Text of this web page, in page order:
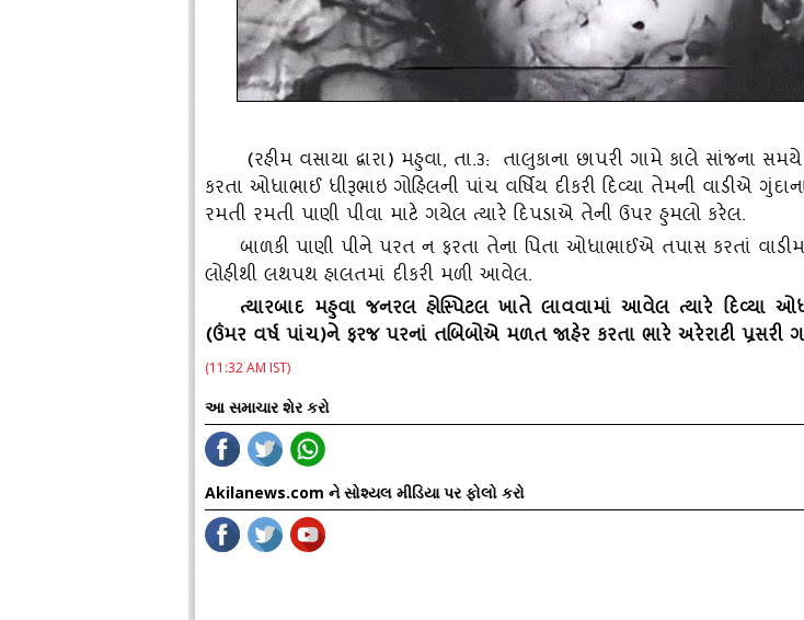
(રહીમ વસાયા દ્વારા) મહુવા, તા.૩: તાલુકાના છાપરી ગામે કાલે સાંજના
કરતા ઓધાભાઈ ધીરૂભાઇ ગોહિલની પાંચ વર્ષિય દીકરી દિવ્‍યા તેમની વાડીએ
રમતી રમતી પાણી પીવા માટે ગયેલ ત્‍યારે દિપડાએ તેની ઉપર હુમલો કરેલ.
બાળકી પાણી પીને પરત ન ફરતા તેના પિતા ઓધાભાઈએ તપાસ કરતાં
લોહીથી લથપથ હાલતમાં દીકરી મળી આવેલ.
ત્‍યારબાદ મહુવા જનરલ હોસ્‍પિટલ ખાતે લાવવામાં આવેલ ત્‍યારે દિવ્‍યા
(ઉંમર વર્ષ પાંચ)ને ફરજ પરનાં તબિબોએ મળત જાહેર કરતા ભારે અરેરાટી પ્રસરી
(11:32 AM IST)
આ સમાચાર શેર કરો
Akilanews.com ને સોશ્યલ મીડિયા પર ફોલો કરો